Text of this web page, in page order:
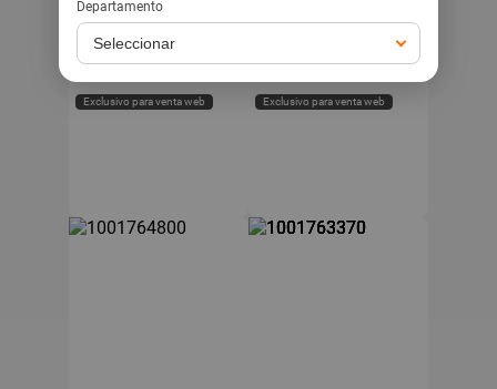
s/ 79
Exclusivo para venta web Exclusivo para venta web
Departamento